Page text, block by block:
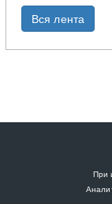
Вся лента
При